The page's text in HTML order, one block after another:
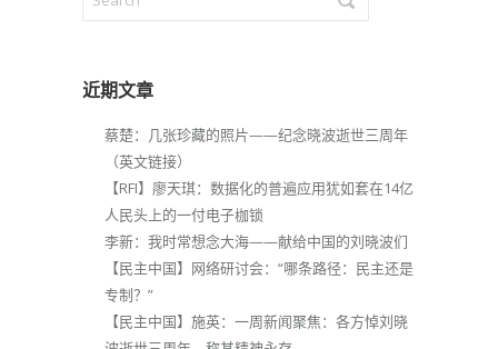
近期文章
蔡楚：几张珍藏的照片——纪念晓波逝世三周年
（英文链接）
【RFI】廖天琪：数据化的普遍应用犹如套在14亿
人民头上的一付电子枷锁
李新：我时常想念大海——献给中国的刘晓波们
【民主中国】网络研讨会：“哪条路径：民主还是
专制？”
【民主中国】施英：一周新闻聚焦：各方悼刘晓